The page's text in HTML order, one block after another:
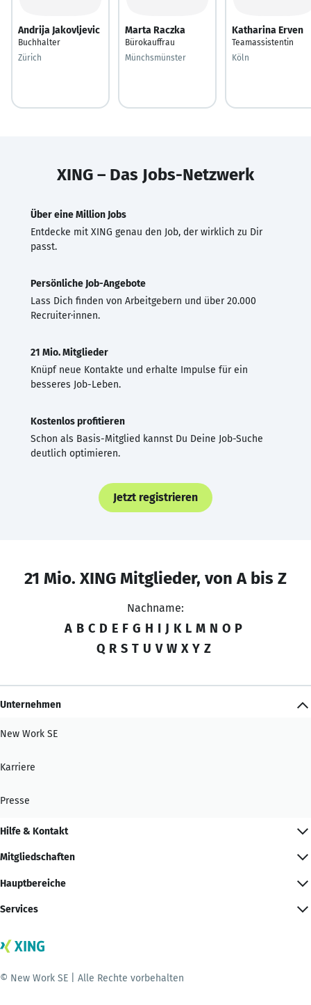
Andrija Jakovljevic
Buchhalter
Zürich
Marta Raczka
Bürokauffrau
Münchsmünster
Katharina Erven
Teamassistentin
Köln
XING – Das Jobs-Netzwerk
Über eine Million Jobs
Entdecke mit XING genau den Job, der wirklich zu Dir
passt.
Persönliche Job-Angebote
Lass Dich finden von Arbeitgebern und über 20.000
Recruiter·innen.
21 Mio. Mitglieder
Knüpf neue Kontakte und erhalte Impulse für ein
besseres Job-Leben.
Kostenlos profitieren
Schon als Basis-Mitglied kannst Du Deine Job-Suche
deutlich optimieren.
Jetzt registrieren
21 Mio. XING Mitglieder, von A bis Z
Nachname:
A B C D E F G H I J K L M N O P
Q R S T U V W X Y Z
Unternehmen
New Work SE
Karriere
Presse
Hilfe & Kontakt
Mitgliedschaften
Hauptbereiche
Services
© New Work SE | Alle Rechte vorbehalten